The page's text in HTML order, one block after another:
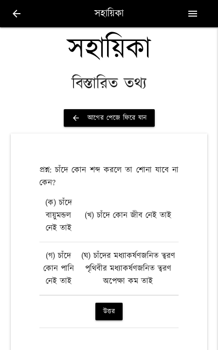
arrow_back সহায়িকা menu
সহায়িকা
বিস্তারিত তথ্য
arrow_back আগের পেজে ফিরে যান
প্রশ্ন: চাঁদে কোন শব্দ করলে তা শোনা যাবে না
কেন?
(ক) চাঁদে
বায়ুমন্ডল
নেই তাই
(খ) চাঁদে কোন জীব নেই তাই
(গ) চাঁদে
কোন পানি
নেই তাই
(ঘ) চাঁদের মধ্যাকর্ষণজনিত ত্বরণ
পৃথিবীর মধ্যাকর্ষণজনিত ত্বরণ
অপেক্ষা কম তাই
উত্তর